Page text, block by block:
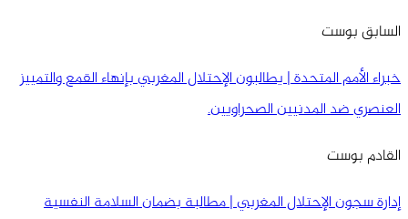
السابق بوست
خبراء الأمم المتحدة | يطالبون الإحتلال المغربي بإنهاء القمع والتمييز
العنصري ضد المدنيين الصحراويين.
القادم بوست
إدارة سجون الإحتلال المغربي | مطالبة بضمان السلامة النفسية